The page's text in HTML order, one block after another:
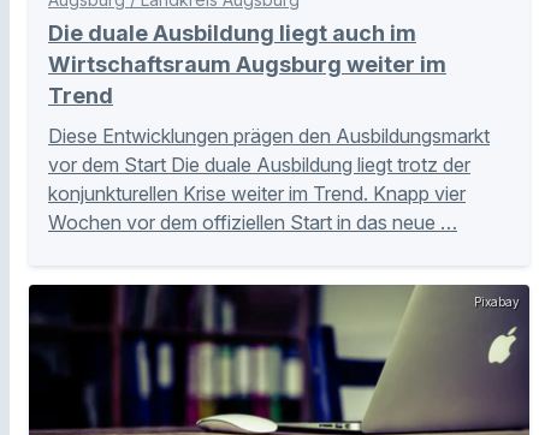
Die duale Ausbildung liegt auch im
Wirtschaftsraum Augsburg weiter im
Trend
Diese Entwicklungen prägen den Ausbildungsmarkt
vor dem Start Die duale Ausbildung liegt trotz der
konjunkturellen Krise weiter im Trend. Knapp vier
Wochen vor dem offiziellen Start in das neue …
Pixabay